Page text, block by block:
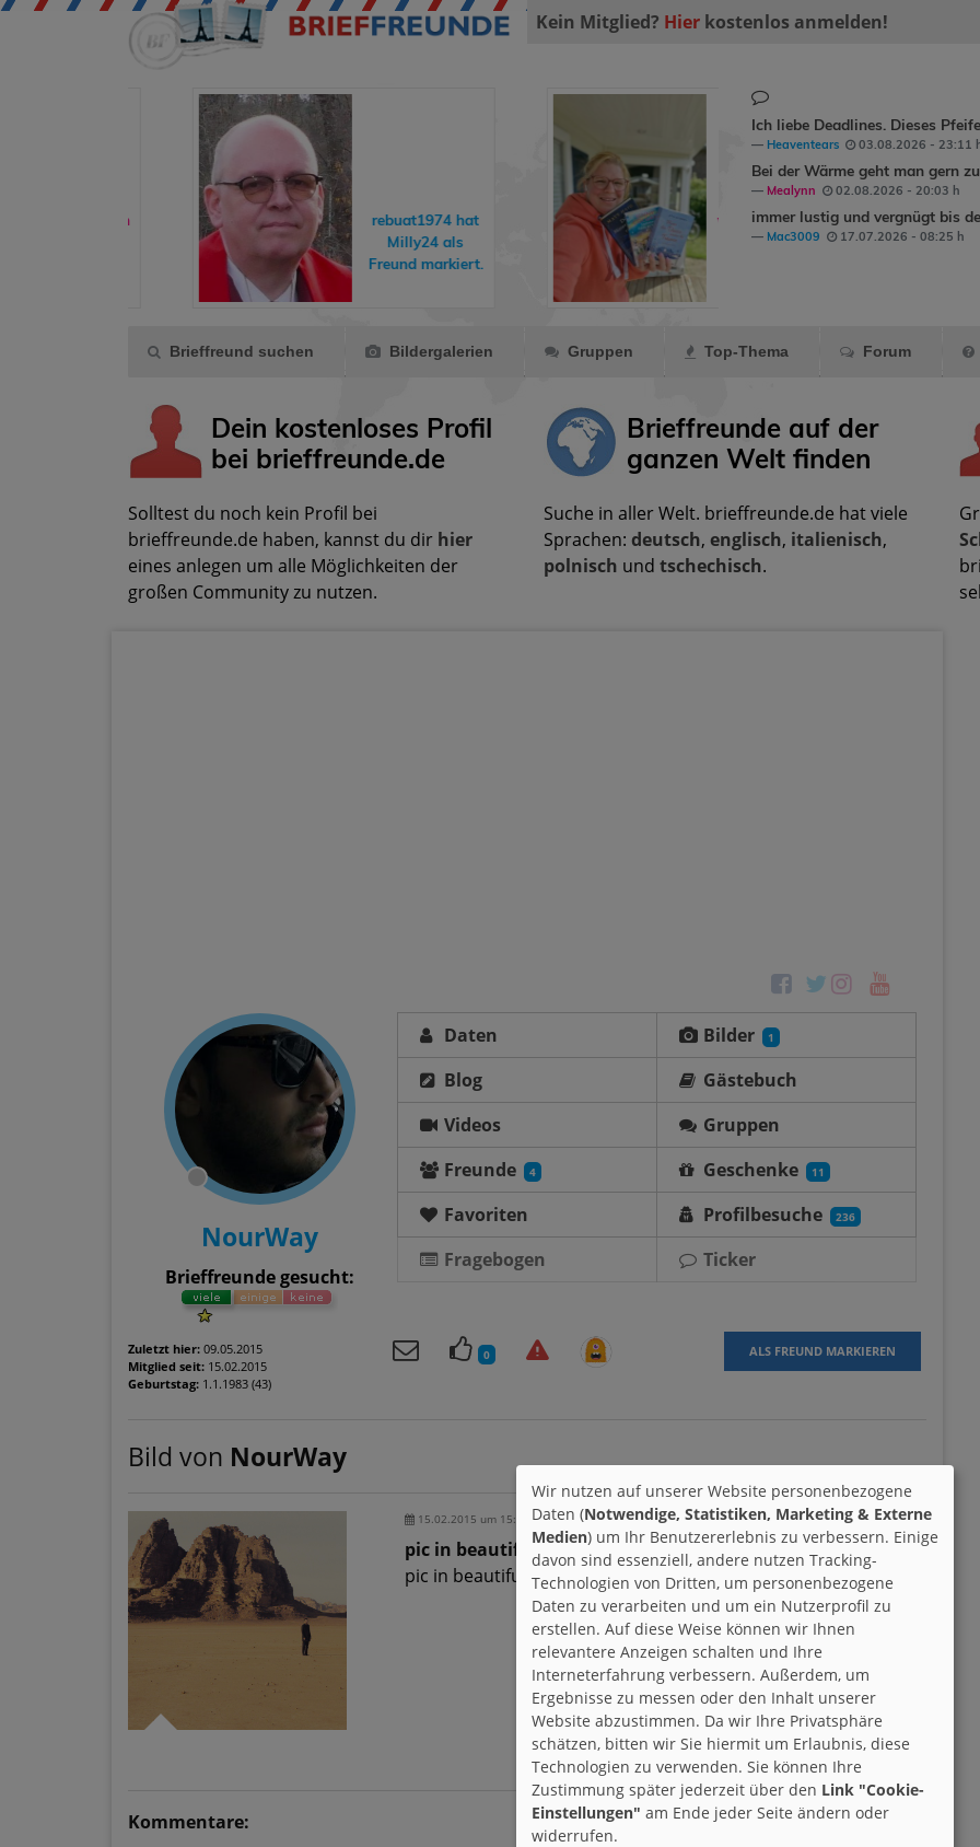
Kein Mitglied? Hier kostenlos anmelden!
rebuat1974hat
Milly24als
Freund markiert.
buchreisende hat
wildwind1979ins
Gästebuch
geschrieben.
Ich liebe Deadlines. Dieses
Heaventears 03.08.2026 - 23:11
Bei der Wärme geht man gern
Mealynn 02.08.2026 - 20:03 h
immer lustig und vergnügt bis
Mac3009 17.07.2026 - 08:25 h
Brieffreund suchen Bildergalerien Gruppen Top-Thema Forum
Dein kostenloses Profil
bei brieffreunde.de
Solltest du noch kein Profil bei
brieffreunde.de haben, kannst du dir hier
eines anlegen um alle Möglichkeiten der
großen Community zu nutzen.
Brieffreunde auf der
ganzen Welt finden
Suche in aller Welt. brieffreunde.de hat viele
Sprachen: deutsch, englisch, italienisch,
polnisch und tschechisch.
NourWay
Brieffreunde gesucht:
Daten Bilder 1
Blog
Gästebuch
Videos
Gruppen
Freunde
4 Geschenke 11
Favoriten Profilbesuche 236
Fragebogen Ticker
Zuletzt hier: 09.05.2015
Mitglied seit: 15.02.2015
Geburtstag: 1.1.1983 (43)
0 ALS FREUND MARKIEREN
Bild von NourWay
15.02.2015 um 15:29 h
pic in beautiful nature
pic in beautiful nature
Kommentare:
Wir nutzen auf unserer Website personenbezogene
Daten (Notwendige, Statistiken, Marketing & Externe
Medien) um Ihr Benutzererlebnis zu verbessern. Einige
davon sind essenziell, andere nutzen Tracking-
Technologien von Dritten, um personenbezogene
Daten zu verarbeiten und um ein Nutzerprofil zu
erstellen. Auf diese Weise können wir Ihnen
relevantere Anzeigen schalten und Ihre
Interneterfahrung verbessern. Außerdem, um
Ergebnisse zu messen oder den Inhalt unserer
Website abzustimmen. Da wir Ihre Privatsphäre
schätzen, bitten wir Sie hiermit um Erlaubnis, diese
Technologien zu verwenden. Sie können Ihre
Zustimmung später jederzeit über den Link "Cookie-
Einstellungen" am Ende jeder Seite ändern oder
widerrufen.